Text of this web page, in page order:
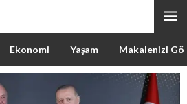
Ekonomi Yaşam Makalenizi